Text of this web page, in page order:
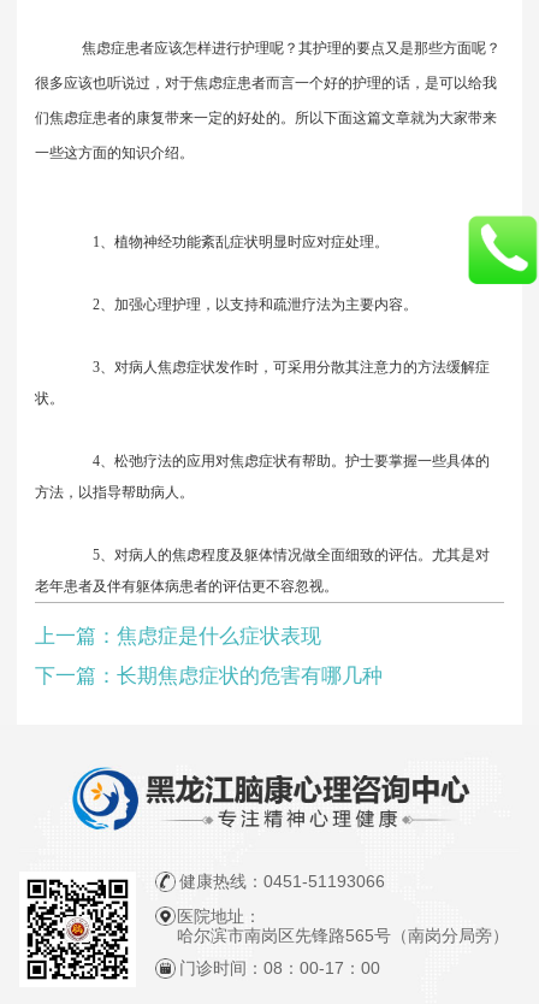
焦虑症患者应该怎样进行护理呢？其护理的要点又是那些方面呢？
很多应该也听说过，对于焦虑症患者而言一个好的护理的话，是可以给我
们焦虑症患者的康复带来一定的好处的。所以下面这篇文章就为大家带来
一些这方面的知识介绍。
1、植物神经功能紊乱症状明显时应对症处理。
2、加强心理护理，以支持和疏泄疗法为主要内容。
3、对病人焦虑症状发作时，可采用分散其注意力的方法缓解症
状。
4、松弛疗法的应用对焦虑症状有帮助。护士要掌握一些具体的
方法，以指导帮助病人。
5、对病人的焦虑程度及躯体情况做全面细致的评估。尤其是对
老年患者及伴有躯体病患者的评估更不容忽视。
上一篇：焦虑症是什么症状表现
下一篇：长期焦虑症状的危害有哪几种
健康热线：0451-51193066
医院地址：
哈尔滨市南岗区先锋路565号（南岗分局旁）
门诊时间：08：00-17：00